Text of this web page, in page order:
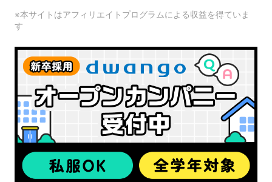
※本サイトはアフィリエイトプログラムによる収益を得ていま
す